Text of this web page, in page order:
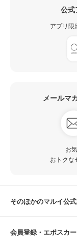
公式
アプリ限
メールマ
お
おトクな
そのほかのマルイ公
会員登録・エポスカ